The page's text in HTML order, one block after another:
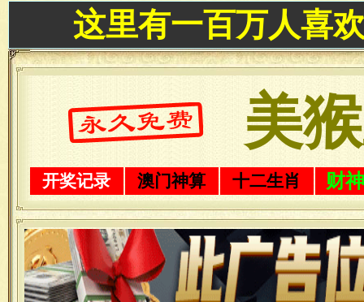
这里有一百万人
美
开奖记录 澳门神算 十二生肖 财